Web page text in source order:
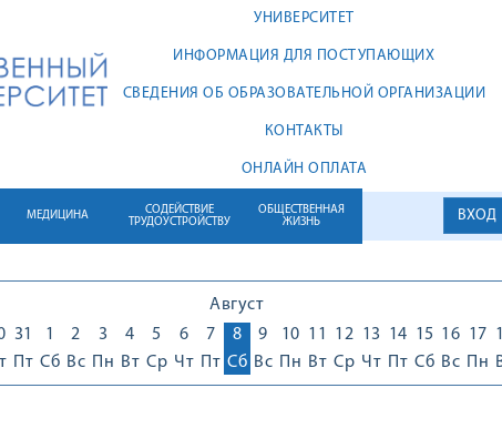
УНИВЕРСИТЕТ
ИНФОРМАЦИЯ ДЛЯ ПОСТУПАЮЩИХ
СВЕДЕНИЯ ОБ ОБРАЗОВАТЕЛЬНОЙ ОРГАНИЗАЦИИ
КОНТАКТЫ
ОНЛАЙН ОПЛАТА
ВХОД
МЕДИЦИНА
СОДЕЙСТВИЕ
ТРУДОУСТРОЙСТВУ
ОБЩЕСТВЕННАЯ
ЖИЗНЬ
Август
31
Пт
1
Сб
2
Вс
3
Пн
4
Вт
5
Ср
6
Чт
7
Пт
8
Сб
9
Вс
10
Пн
11
Вт
12
Ср
13
Чт
14
Пт
15
Сб
16
Вс
17
Пн